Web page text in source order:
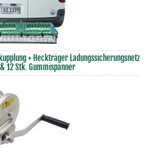
+ Heckträger Ladungssicherungsnetz
12 Stk. Gummispanner